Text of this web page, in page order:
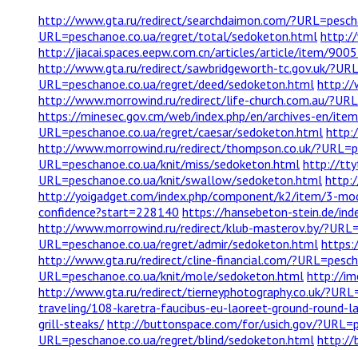
http://www.gta.ru/redirect/searchdaimon.com/
URL=peschanoe.co.ua/regret/total/sedoketon.html http://
http://jiacai.spaces.eepw.com.cn/articles/article/item/
http://www.gta.ru/redirect/sawbridgeworth-tc.gov.uk/
URL=peschanoe.co.ua/regret/deed/sedoketon.html http://
http://www.morrowind.ru/redirect/life-church.com.au/
https://minesec.gov.cm/web/index.php/en/archives-en/
URL=peschanoe.co.ua/regret/caesar/sedoketon.html
http://www.morrowind.ru/redirect/thompson.co.uk/
URL=peschanoe.co.ua/knit/miss/sedoketon.html http://
URL=peschanoe.co.ua/knit/swallow/sedoketon.html
http://yoigadget.com/index.php/component/k2/item/3-
confidence?start=228140 https://hansebeton-stein.de/
http://www.morrowind.ru/redirect/klub-masterov.by/
URL=peschanoe.co.ua/regret/admir/sedoketon.html
http://www.gta.ru/redirect/cline-financial.com/
URL=peschanoe.co.ua/knit/mole/sedoketon.html http://
http://www.gta.ru/redirect/tierneyphotography.co.uk/
traveling/108-karetra-faucibus-eu-laoreet-ground-round-
grill-steaks/ http://buttonspace.com/for/usich.gov/
URL=peschanoe.co.ua/regret/blind/sedoketon.html http://